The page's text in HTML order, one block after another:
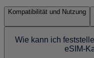
Kompatibilität und Nutzung
Wie kann ich
eSIM-